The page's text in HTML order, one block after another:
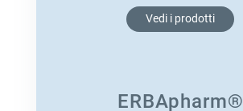
Vedi i prodotti
ERBApharm®